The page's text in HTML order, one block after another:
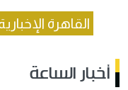
القاهرة
أخبار الساعة